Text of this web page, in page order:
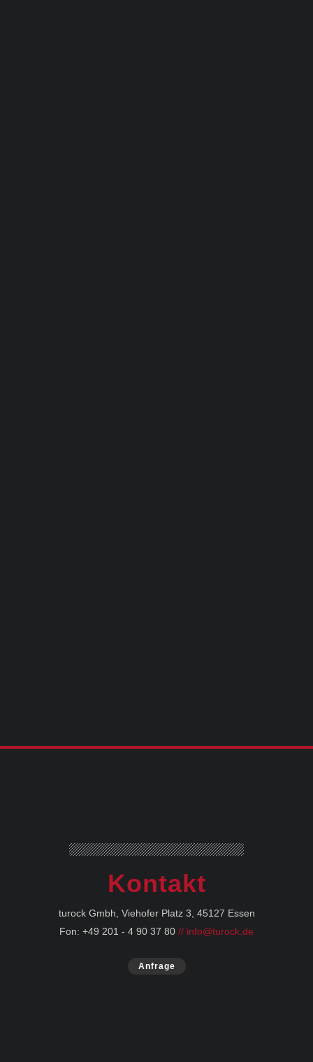
Kontakt
turock Gmbh, Viehofer Platz 3, 45127 Essen
Fon: +49 201 - 4 90 37 80 // info@turock.de
Anfrage